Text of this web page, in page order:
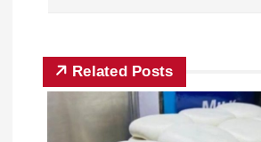
Related Posts